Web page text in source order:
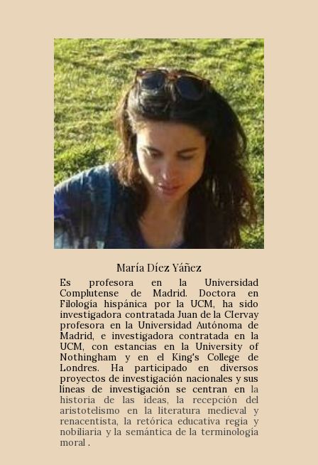
María Díez Yáñez
Es profesora en la Universidad
Complutense de Madrid. Doctora en
Filología hispánica por la UCM, ha sido
investigadora contratada Juan de la CIervay
profesora en la Universidad Autónoma de
Madrid, e investigadora contratada en la
UCM, con estancias en la University of
Nothingham y en el King's College de
Londres. Ha participado en diversos
proyectos de investigación nacionales y sus
líneas de investigación se centran en la
historia de las ideas, la recepción del
aristotelismo en la literatura medieval y
renacentista, la retórica educativa regia y
nobiliaria y la semántica de la terminología
moral .